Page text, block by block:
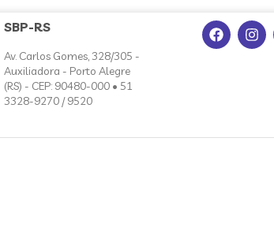
SBP-RS
Av. Carlos Gomes, 328/305 -
Auxiliadora - Porto Alegre
(RS) - CEP: 90480-000 • 51
3328-9270 / 9520